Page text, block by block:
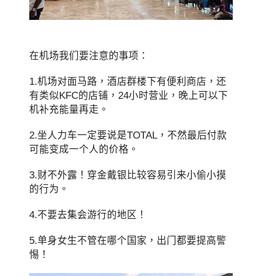
在机场我们要注意的事项：
1.机场对面马路，酒店群楼下有便利商店，还
有类似KFC的店铺，24小时营业，晚上可以下
机补充能量再走。
2.坐人力车一定要说是TOTAL，不然最后付款
可能变成一个人的价格。
3.财不外露！穿金戴银比较容易引来小偷小摸
的行为。
4.不要去集会游行的地区！
5.单身女生不管在哪个国家，出门都要提高警
惕！